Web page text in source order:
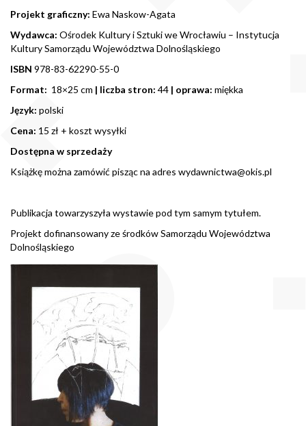
Projekt graficzny: Ewa Naskow-Agata
Wydawca: Ośrodek Kultury i Sztuki we Wrocławiu – Instytucja
Kultury Samorządu Województwa Dolnośląskiego
ISBN 978-83-62290-55-0
Format: 18×25 cm | liczba stron: 44 | oprawa: miękka
Język: polski
Cena: 15 zł + koszt wysyłki
Dostępna w sprzedaży
Książkę można zamówić pisząc na adres wydawnictwa@okis.pl
Publikacja towarzyszyła wystawie pod tym samym tytułem.
Projekt dofinansowany ze środków Samorządu Województwa
Dolnośląskiego